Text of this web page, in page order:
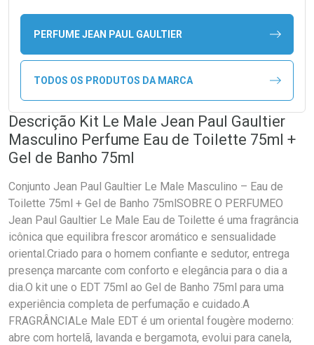
PERFUME JEAN PAUL GAULTIER
TODOS OS PRODUTOS DA MARCA
Descrição Kit Le Male Jean Paul Gaultier
Masculino Perfume Eau de Toilette 75ml +
Gel de Banho 75ml
Conjunto Jean Paul Gaultier Le Male Masculino – Eau de
Toilette 75ml + Gel de Banho 75mlSOBRE O PERFUMEO
Jean Paul Gaultier Le Male Eau de Toilette é uma fragrância
icônica que equilibra frescor aromático e sensualidade
oriental.Criado para o homem confiante e sedutor, entrega
presença marcante com conforto e elegância para o dia a
dia.O kit une o EDT 75ml ao Gel de Banho 75ml para uma
experiência completa de perfumação e cuidado.A
FRAGRÂNCIALe Male EDT é um oriental fougère moderno:
abre com hortelã, lavanda e bergamota, evolui para canela,